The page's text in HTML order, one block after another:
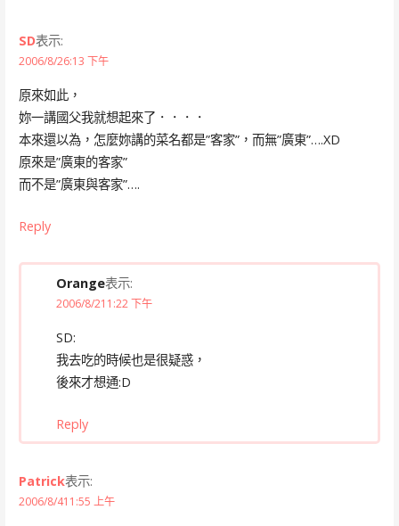
SD表示:
2006/8/26:13 下午
原來如此，
妳一講國父我就想起來了．．．．
本來還以為，怎麼妳講的菜名都是”客家”，而無”廣東”….XD
原來是”廣東的客家”
而不是”廣東與客家”….
Reply
Orange表示:
2006/8/211:22 下午
SD:
我去吃的時候也是很疑惑，
後來才想通:D
Reply
Patrick表示:
2006/8/411:55 上午